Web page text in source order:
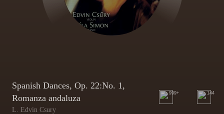
Spanish Dances, Op. 22:No. 1,
Romanza andaluza
L. Edvin Csury
999+ 144